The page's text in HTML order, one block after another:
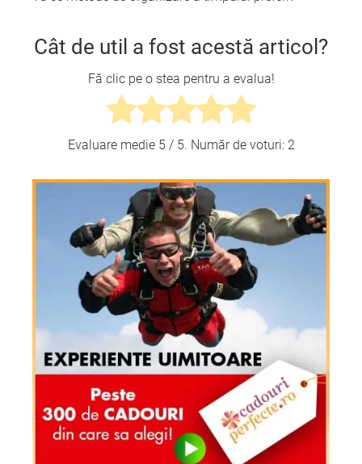
Cât de util a fost acestă articol?
Fă clic pe o stea pentru a evalua!
Evaluare medie 5 / 5. Număr de voturi: 2